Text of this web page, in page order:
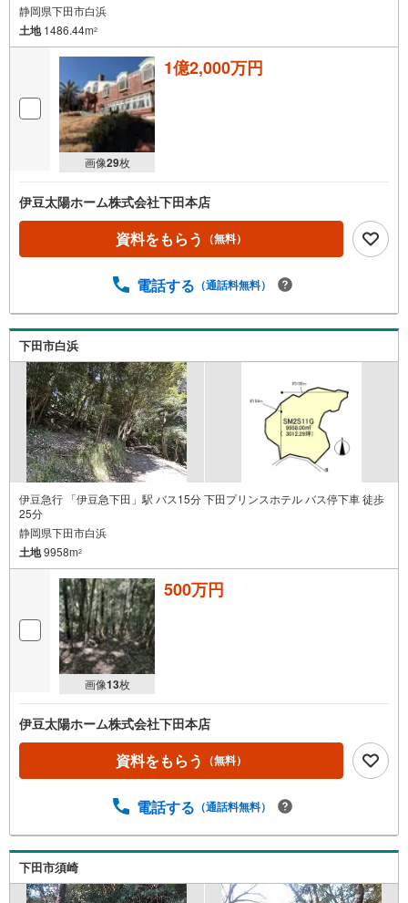
静岡県下田市白浜
土地1486.44m2
画像29枚
1億2,000万円
伊豆太陽ホーム株式会社下田本店
資料をもらう （無料）
電話する （通話料無料）
下田市白浜
伊豆急行 「伊豆急下田」駅 バス15分 下田プリンスホテル バス停下車 徒歩
25分
静岡県下田市白浜
土地9958m2
画像13枚
500万円
伊豆太陽ホーム株式会社下田本店
資料をもらう （無料）
電話する （通話料無料）
下田市須崎